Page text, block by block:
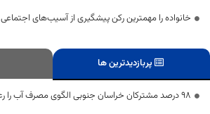
خانواده را مهمترین رکن پیشگیری از آسیب‌های اجتماعی
پربازدیدترین ها
98 درصد مشتركان خراسان جنوبی الگوی مصرف آب را رعایت می كنند